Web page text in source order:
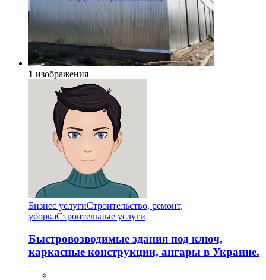
1 изображения
Бизнес услугиСтроительство, ремонт,
уборкаCтроительные услуги
Быстровозводимые здания под ключ,
каркасные конструкции, ангары в Украине.